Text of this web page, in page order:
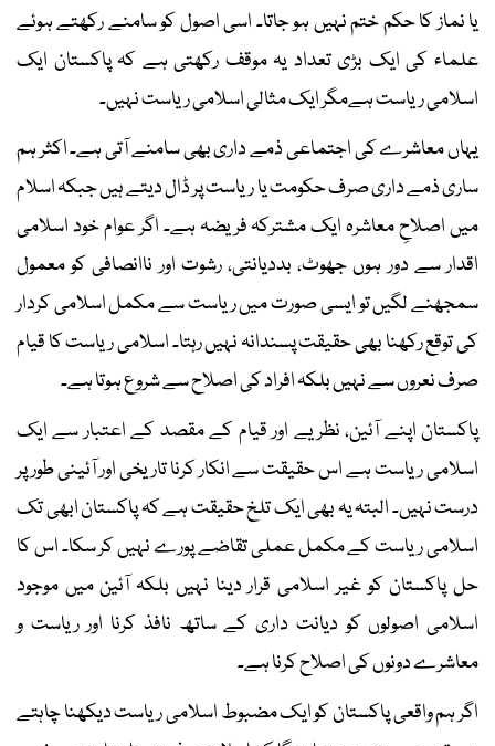
یا نماز کا حکم ختم نہیں ہو جاتا۔ اسی اصول کو سامنے رکھتے ہوئے
علماء کی ایک بڑی تعداد یہ موقف رکھتی ہے کہ پاکستان ایک
اسلامی ریاست ہےمگر ایک مثالی اسلامی ریاست نہیں۔
یہاں معاشرے کی اجتماعی ذمے داری بھی سامنے آتی ہے۔ اکثر ہم
ساری ذمے داری صرف حکومت یا ریاست پر ڈال دیتے ہیں جبکہ اسلام
میں اصلاحِ معاشرہ ایک مشترکہ فریضہ ہے۔ اگر عوام خود اسلامی
اقدار سے دور ہوں جھوٹ، بددیانتی، رشوت اور ناانصافی کو معمول
سمجھنے لگیں تو ایسی صورت میں ریاست سے مکمل اسلامی کردار
کی توقع رکھنا بھی حقیقت پسندانہ نہیں رہتا۔ اسلامی ریاست کا قیام
صرف نعروں سے نہیں بلکہ افراد کی اصلاح سے شروع ہوتا ہے۔
پاکستان اپنے آئین، نظریے اور قیام کے مقصد کے اعتبار سے ایک
اسلامی ریاست ہے اس حقیقت سے انکار کرنا تاریخی اور آئینی طور پر
درست نہیں۔ البتہ یہ بھی ایک تلخ حقیقت ہے کہ پاکستان ابھی تک
اسلامی ریاست کے مکمل عملی تقاضے پورے نہیں کر سکا۔ اس کا
حل پاکستان کو غیر اسلامی قرار دینا نہیں بلکہ آئین میں موجود
اسلامی اصولوں کو دیانت داری کے ساتھ نافذ کرنا اور ریاست و
معاشرے دونوں کی اصلاح کرنا ہے۔
اگر ہم واقعی پاکستان کو ایک مضبوط اسلامی ریاست دیکھنا چاہتے